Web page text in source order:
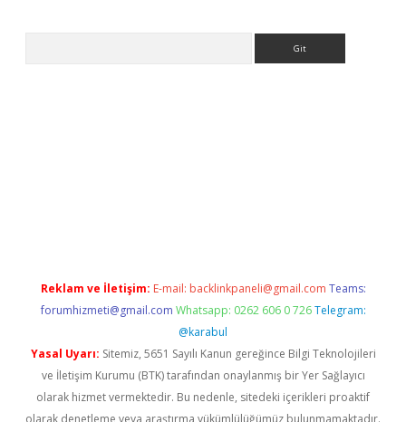
Reklam ve İletişim: E-mail: backlinkpaneli@gmail.com Teams:
forumhizmeti@gmail.com Whatsapp: 0262 606 0 726 Telegram:
@karabul
Yasal Uyarı: Sitemiz, 5651 Sayılı Kanun gereğince Bilgi Teknolojileri
ve İletişim Kurumu (BTK) tarafından onaylanmış bir Yer Sağlayıcı
olarak hizmet vermektedir. Bu nedenle, sitedeki içerikleri proaktif
olarak denetleme veya araştırma yükümlülüğümüz bulunmamaktadır.